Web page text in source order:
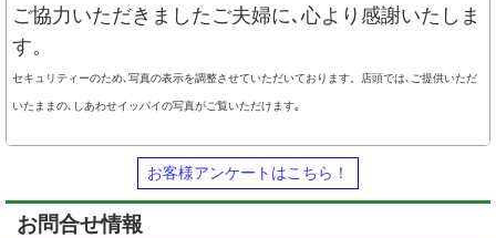
ご協力いただきましたご夫婦に､心より感謝いたしま
す。
セキュリティーのため､写真の表示を調整させていただいております。店頭では､ご提供いただ
いたままの､しあわせイッパイの写真がご覧いただけます｡
お客様アンケートはこちら！
お問合せ情報